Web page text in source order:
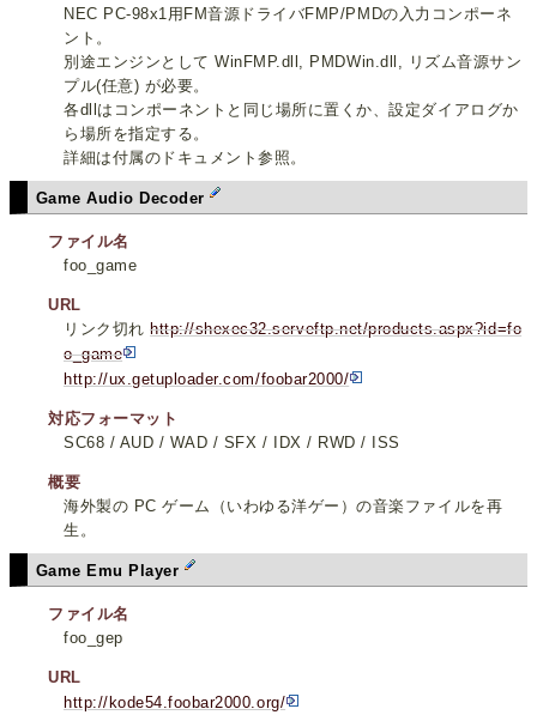
NEC PC-98x1用FM音源ドライバFMP/PMDの入力コンポーネ
ント。
別途エンジンとして WinFMP.dll, PMDWin.dll, リズム音源サン
プル(任意) が必要。
各dllはコンポーネントと同じ場所に置くか、設定ダイアログか
ら場所を指定する。
詳細は付属のドキュメント参照。
Game Audio Decoder
ファイル名
foo_game
URL
リンク切れhttp://shexec32.serveftp.net/products.aspx?id=fo
o_game
http://ux.getuploader.com/foobar2000/
対応フォーマット
SC68 / AUD / WAD / SFX / IDX / RWD / ISS
概要
海外製の PC ゲーム（いわゆる洋ゲー）の音楽ファイルを再
生。
Game Emu Player
ファイル名
foo_gep
URL
http://kode54.foobar2000.org/